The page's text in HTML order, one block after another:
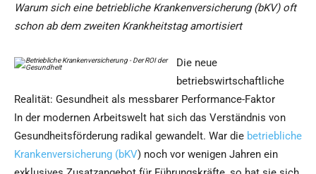
Warum sich eine betriebliche Krankenversicherung (bKV) oft
schon ab dem zweiten Krankheitstag amortisiert
Die neue
betriebswirtschaftliche
Realität: Gesundheit als messbarer Performance-Faktor
In der modernen Arbeitswelt hat sich das Verständnis von
Gesundheitsförderung radikal gewandelt. War die betriebliche
Krankenversicherung (bKV) noch vor wenigen Jahren ein